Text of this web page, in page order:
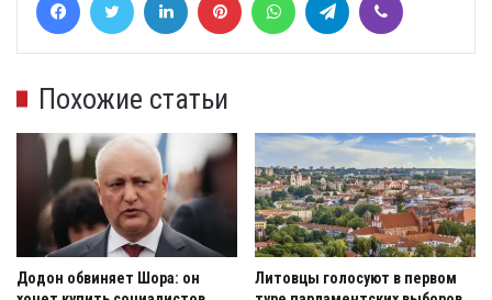
Похожие статьи
Додон обвиняет Шора: он
Литовцы голосуют в первом